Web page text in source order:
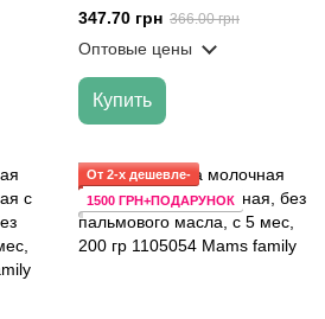
5-ти мес, 200 гр
347.70 грн 366.00 грн
Оптовые цены
Купить
От 2-х дешевле-
1500 ГРН+ПОДАРУНОК